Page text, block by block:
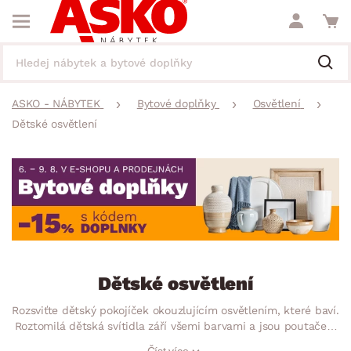
ASKO - NÁBYTEK Bytové doplňky
Osvětlení
Dětské osvětlení
Dětské osvětlení
Rozsviťte dětský pokojíček okouzlujícím osvětlením, které baví.
Roztomilá dětská svítidla září všemi barvami a jsou poutačem